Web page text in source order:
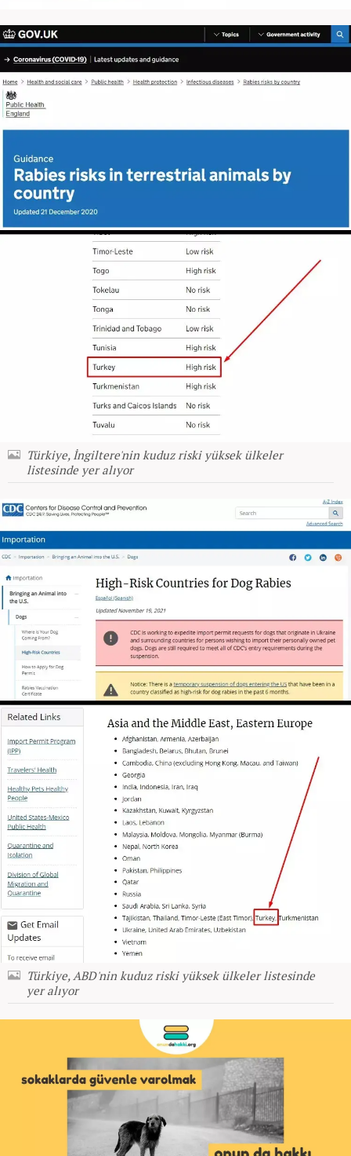
Türkiye, İngiltere'nin kuduz riski yüksek ülkeler
listesinde yer alıyor
Türkiye, ABD'nin kuduz riski yüksek ülkeler listesinde
yer alıyor